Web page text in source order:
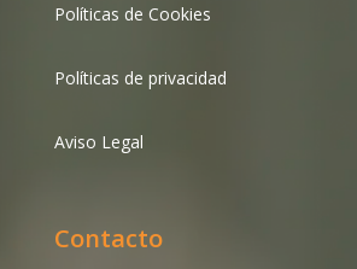
Políticas de Cookies
Políticas de privacidad
Aviso Legal
Contacto